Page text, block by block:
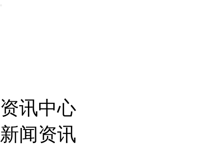
资讯中心
新闻资讯